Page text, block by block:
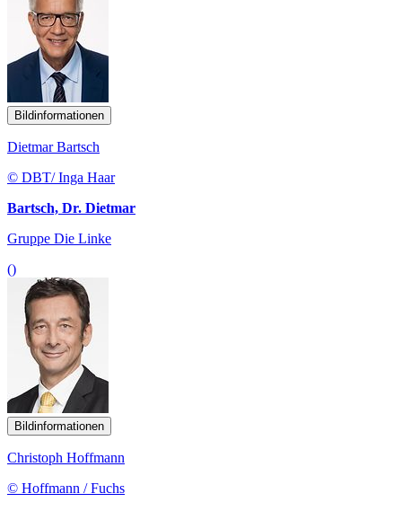
Bildinformationen
Dietmar Bartsch
© DBT/ Inga Haar
Bartsch, Dr. Dietmar
Gruppe Die Linke
()
Bildinformationen
Christoph Hoffmann
© Hoffmann / Fuchs